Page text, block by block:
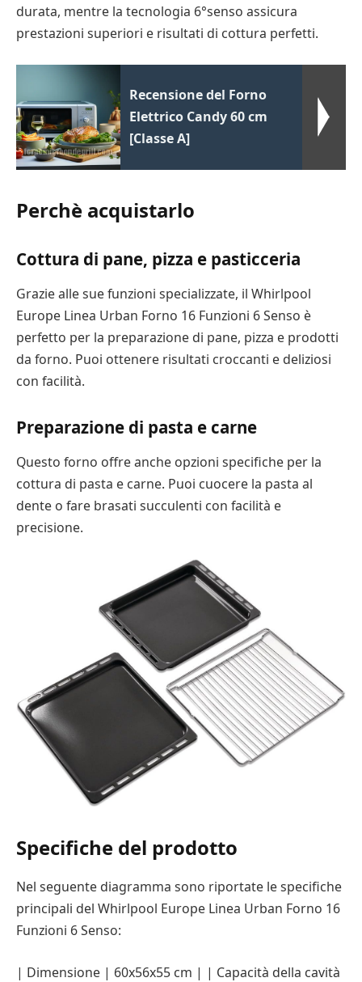
durata, mentre la tecnologia 6°senso assicura
prestazioni superiori e risultati di cottura perfetti.
Recensione del Forno
Elettrico Candy 60 cm
[Classe A]
Perchè acquistarlo
Cottura di pane, pizza e pasticceria
Grazie alle sue funzioni specializzate, il Whirlpool
Europe Linea Urban Forno 16 Funzioni 6 Senso è
perfetto per la preparazione di pane, pizza e prodotti
da forno. Puoi ottenere risultati croccanti e deliziosi
con facilità.
Preparazione di pasta e carne
Questo forno offre anche opzioni specifiche per la
cottura di pasta e carne. Puoi cuocere la pasta al
dente o fare brasati succulenti con facilità e
precisione.
Specifiche del prodotto
Nel seguente diagramma sono riportate le specifiche
principali del Whirlpool Europe Linea Urban Forno 16
Funzioni 6 Senso:
| Dimensione | 60x56x55 cm | | Capacità della cavità